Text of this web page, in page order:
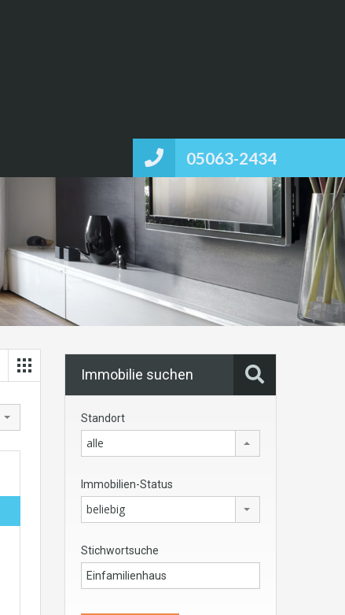
05063-2434
Immobilie suchen
Standort
alle
Immobilien-Status
beliebig
Stichwortsuche